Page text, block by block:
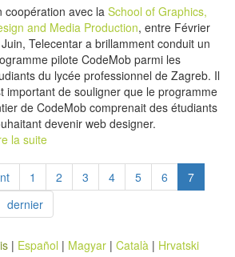
coopération avec laSchool of Graphics,
and Media Production, entre Février
Telecentar a brillamment conduit un
pilote CodeMob parmi les
du lycée professionnel de Zagreb. Il
important de souligner que le programme
de CodeMob comprenait des étudiants
devenir web designer.
la suite
1 2 3 4 5 6
7
dernier
Español Magyar Català Hrvatski